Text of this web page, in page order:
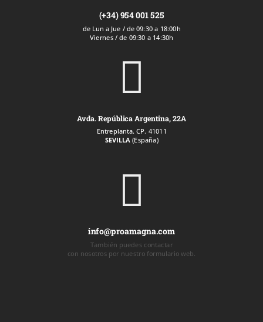
(+34) 954 001 525
de Lun a Jue / de 09:30 a 18:00h
Viernes / de 09:30 a 14:30h

Avda. República Argentina, 22A
Entreplanta. CP. 41011
SEVILLA (España)

info@proamagna.com
También puedes contactar
con nosotros por nuestro formulario web.